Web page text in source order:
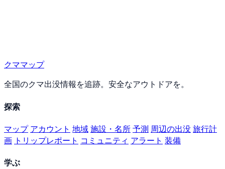
クママップ
全国のクマ出没情報を追跡。安全なアウトドアを。
探索
マップ アカウント 地域施設・名所予測 周辺の出没旅行計
画 トリップレポート コミュニティ アラート 装備
学ぶ